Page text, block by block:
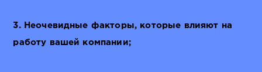
3. Неочевидные факторы, которые влияют на
работу вашей компании;